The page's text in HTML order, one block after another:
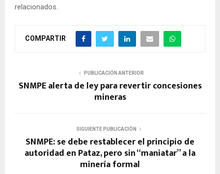
relacionados.
COMPARTIR
PUBLICACIÓN ANTERIOR
SNMPE alerta de ley para revertir concesiones
mineras
SIGUIENTE PUBLICACIÓN
SNMPE: se debe restablecer el principio de
autoridad en Pataz, pero sin “maniatar” a la
minería formal